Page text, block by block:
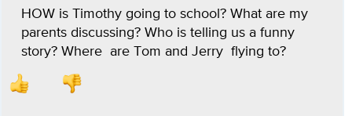
HOW is Timothy going to school? What are my
parents discussing? Who is telling us a funny
story? Where are Tom and Jerry flying to?